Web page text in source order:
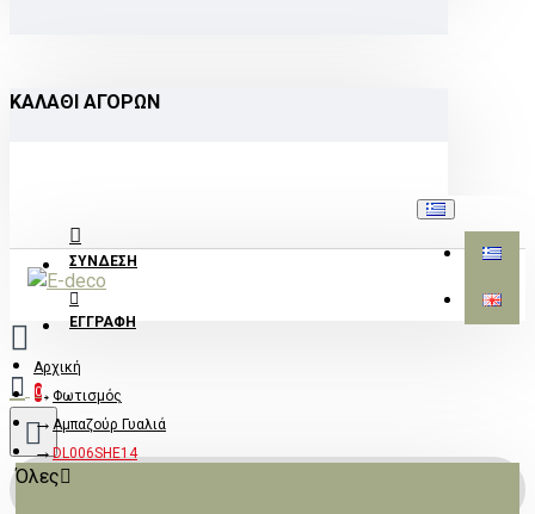
ΚΑΛΆΘΙ ΑΓΟΡΏΝ
ΣΎΝΔΕΣΗ
ΕΓΓΡΑΦΉ
0
Όλες
Αρχική
Φωτισμός
Αμπαζούρ Γυαλιά
DL006SHE14